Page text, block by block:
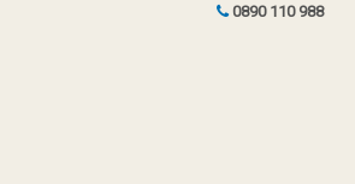
0890 110 988